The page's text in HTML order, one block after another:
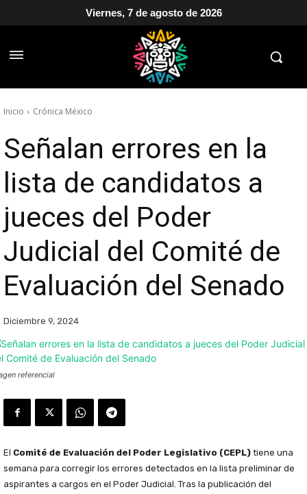
Viernes, 7 de agosto de 2026
Inicio Crónica México
Señalan errores en la
lista de candidatos a
jueces del Poder
Judicial del Comité de
Evaluación del Senado
Diciembre 9, 2024
referencial
El Comité de Evaluación del Poder Legislativo (CEPL) tiene una
semana para corregir los errores detectados en la lista preliminar de
aspirantes a cargos en el Poder Judicial. Tras la publicación del